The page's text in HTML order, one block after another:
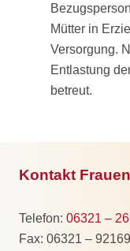
Mütter in
Versorgung.
Entlastung
betreut.
Kontakt
Telefon: 06321 –
Fax: 06321 –